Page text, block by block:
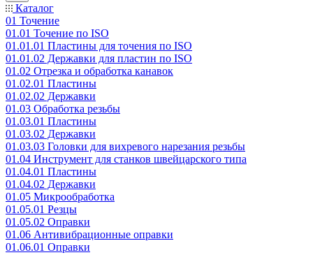
Каталог
01 Точение
01.01 Точение по ISO
01.01.01 Пластины для точения по ISO
01.01.02 Державки для пластин по ISO
01.02 Отрезка и обработка канавок
01.02.01 Пластины
01.02.02 Державки
01.03 Обработка резьбы
01.03.01 Пластины
01.03.02 Державки
01.03.03 Головки для вихревого нарезания резьбы
01.04 Инструмент для станков швейцарского типа
01.04.01 Пластины
01.04.02 Державки
01.05 Микрообработка
01.05.01 Резцы
01.05.02 Оправки
01.06 Антивибрационные оправки
01.06.01 Оправки